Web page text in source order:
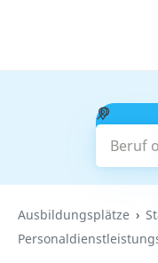
Beruf
Ausbildungsplätze